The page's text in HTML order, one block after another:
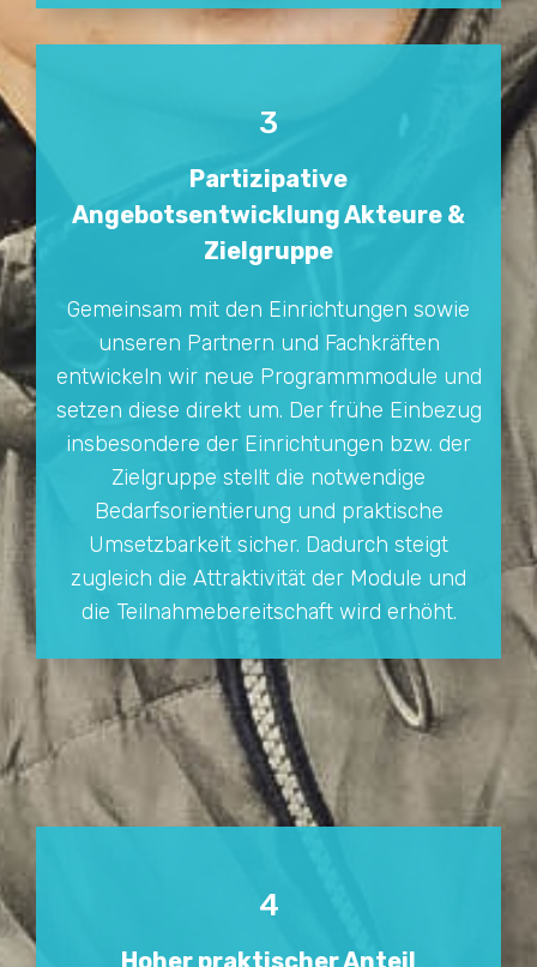
3
Partizipative
Angebotsentwicklung Akteure &
Zielgruppe
Gemeinsam mit den Einrichtungen sowie
unseren Partnern und Fachkräften
entwickeln wir neue Programmmodule und
setzen diese direkt um. Der frühe Einbezug
insbesondere der Einrichtungen bzw. der
Zielgruppe stellt die notwendige
Bedarfsorientierung und praktische
Umsetzbarkeit sicher. Dadurch steigt
zugleich die Attraktivität der Module und
die Teilnahmebereitschaft wird erhöht.
4
Hoher praktischer Anteil